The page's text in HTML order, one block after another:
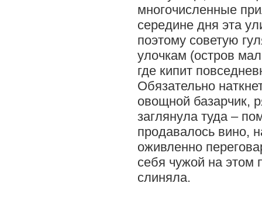
многочисленные
середине дня эта
поэтому советую
улочкам (остров
где кипит
Обязательно
овощной базарчик,
заглянула туда –
продавалось вино,
оживленно
себя чужой на этом
слиняла.